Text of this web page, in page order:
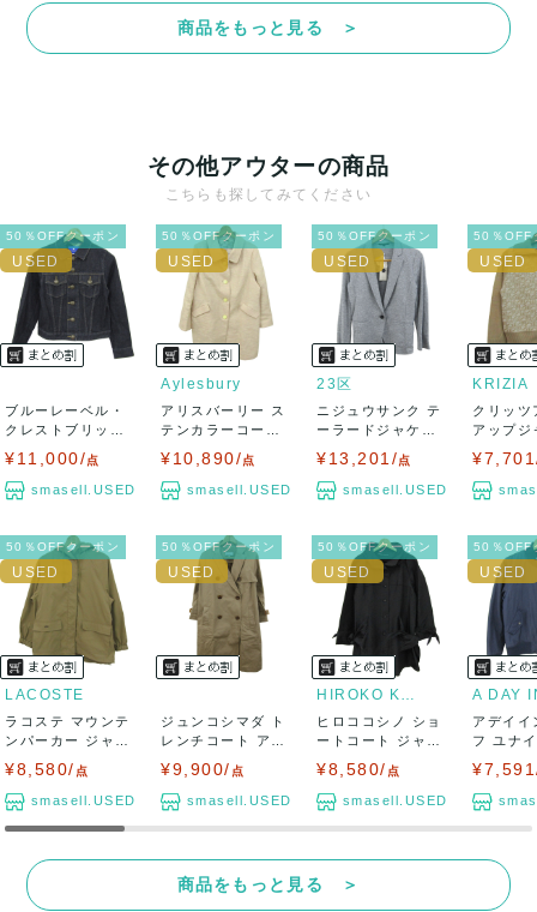
決済方法
送料：¥1,650 (見込み)
送料表を確認する
出荷目安：5営業日以内
出荷予定日：なるべく最短で発送致します。
兵庫県から出荷
商品をもっと見る ＞
その他アウターの商品
こちらも探してみてください
50％OFFクーポン
ブルーレーベル・
クレストブリッジ
ト...
¥11,000/点
smasell.USED
50％OFFクーポン
Aylesbury
アリスバーリー ス
テンカラーコート
¥10,890/点
smasell.USED
50％OFFクーポン
23区
ニジュウサンク テ
ーラードジャケッ
¥13,201/点
smasell.USED
50％OFF
KRIZIA
クリッツ
アップジ
50％OFFクーポン
LACOSTE
ラコステ マウンテ
ンパーカー ジャケ
ット アウター...
¥8,580/ 点
smasell.USED
50％OFFクーポン
ジュンコシマダ ト
レンチコート アウ
ター レディー...
¥9,900/ 点
smasell.USED
50％OFFクーポン
HIROKO KOSHINO
ヒロココシノ ショ
ートコート ジャケ
ット アウター...
¥8,580/ 点
smasell.USED
50％OFF
アデイイ
フ ユナ
ローズ
商品をもっと見る ＞